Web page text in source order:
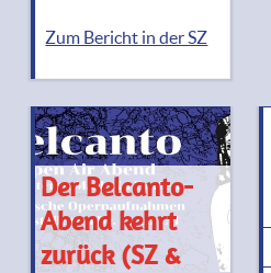
Zum Bericht in der SZ
Der Belcanto-
Abend kehrt
zurück (SZ &